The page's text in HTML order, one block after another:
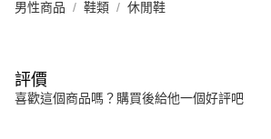
男性商品 鞋類 休閒鞋
評價
喜歡這個商品嗎？購買後給他一個好評吧